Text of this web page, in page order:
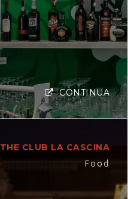
CONTINUA
THE CLUB LA CASCINA
Food